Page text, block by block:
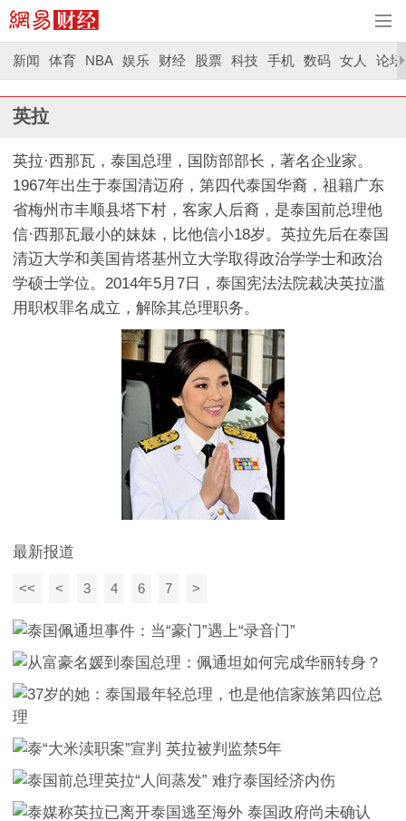
新闻 体育 NBA 娱乐 财经 股票 科技 手机 数码 女人 论坛
英拉
英拉·西那瓦，泰国总理，国防部部长，著名企业家。
1967年出生于泰国清迈府，第四代泰国华裔，祖籍广东
省梅州市丰顺县塔下村，客家人后裔，是泰国前总理他
信·西那瓦最小的妹妹，比他信小18岁。英拉先后在泰国
清迈大学和美国肯塔基州立大学取得政治学学士和政治
学硕士学位。2014年5月7日，泰国宪法法院裁决英拉滥
用职权罪名成立，解除其总理职务。
最新报道
<< < 3 4 6 7 >